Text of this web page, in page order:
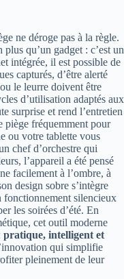
ne déroge pas à la règle.
qu’un gadget : c’est un
intégrée, il est possible de
capturés, d’être alerté
le leurre doivent être
d’utilisation adaptés aux
surprise et rend l’entretien
piège fréquemment pour
ou votre tablette vous
chef d’orchestre qui
l’appareil a été pensé
facilement à l’ombre, à
design sobre s’intègre
fonctionnement silencieux
les soirées d’été. En
cet outil moderne
pratique, intelligent et
qui simplifie
pleinement de leur